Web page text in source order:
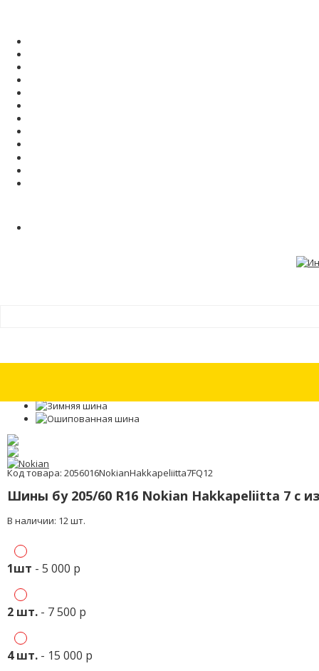
Код товара: 2056016NokianHakkapeliitta7FQ12
Шины бу 205/60 R16 Nokian Hakkapeliitta 7 с
В наличии: 12 шт.
1шт - 5 000 р
2 шт. - 7 500 р
4 шт. - 15 000 р